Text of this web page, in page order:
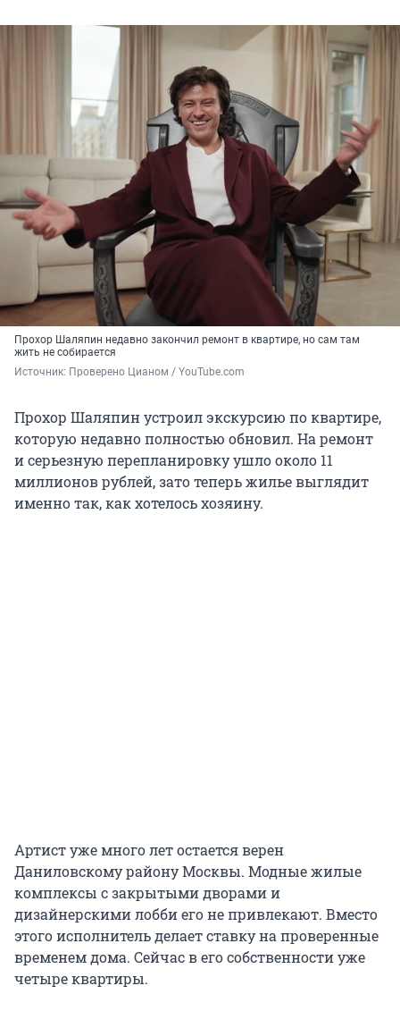
Прохор Шаляпин недавно закончил ремонт в квартире, но сам там
жить не собирается
Источник: Проверено Цианом / YouTube.com
Прохор Шаляпин устроил экскурсию по квартире,
которую недавно полностью обновил. На ремонт
и серьезную перепланировку ушло около 11
миллионов рублей, зато теперь жилье выглядит
именно так, как хотелось хозяину.
Артист уже много лет остается верен
Даниловскому району Москвы. Модные жилые
комплексы с закрытыми дворами и
дизайнерскими лобби его не привлекают. Вместо
этого исполнитель делает ставку на проверенные
временем дома. Сейчас в его собственности уже
четыре квартиры.